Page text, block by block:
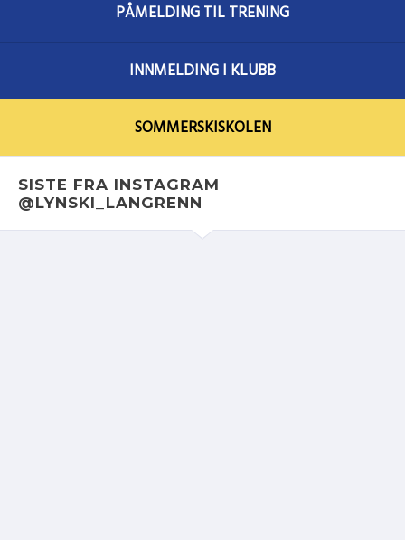
PÅMELDING TIL TRENING
INNMELDING I KLUBB
SOMMERSKISKOLEN
SISTE FRA INSTAGRAM
@LYNSKI_LANGRENN